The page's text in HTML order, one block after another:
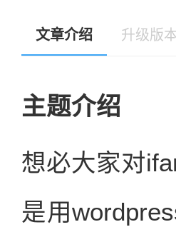
文章介绍 升级版
主题介绍
想必大家对
是用